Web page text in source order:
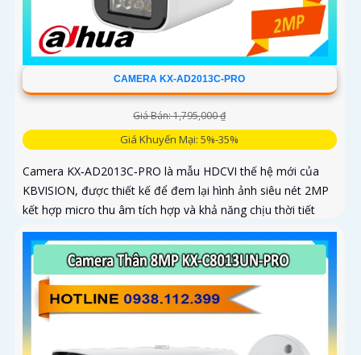
CAMERA KX-AD2013C-PRO
Giá Bán: 1,795,000 ₫
Giá Khuyến Mại: 5%-35%
Camera KX‑AD2013C‑PRO là mẫu HDCVI thế hệ mới của
KBVISION, được thiết kế để đem lại hình ảnh siêu nét 2MP
kết hợp micro thu âm tích hợp và khả năng chịu thời tiết
vượt trội. Đây là giải pháp giám sát đáng tin cậy cho gia
đình, cửa hàng, nhà kho, xưởng sản xuất… hoạt động bền
bỉ cả ngày lẫn đêm